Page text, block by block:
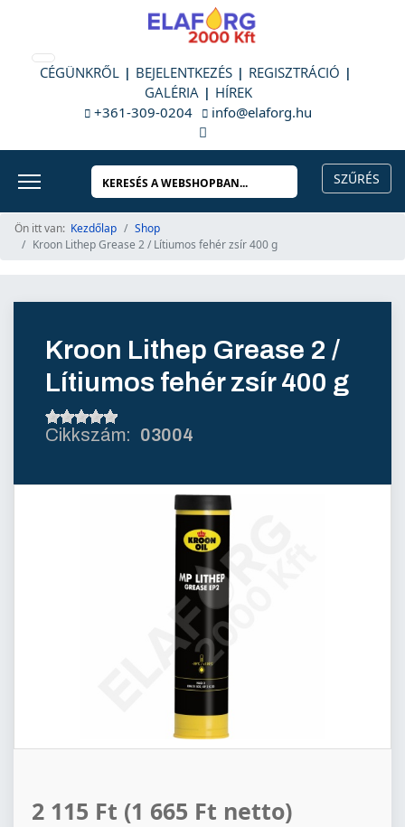
CÉGÜNKRŐL BEJELENTKEZÉS
REGISZTRÁCIÓ
GALÉRIA
HÍREK
+361-309-0204
info@elaforg.hu
Ön itt van: Kezdőlap
Shop
Kroon Lithep Grease 2 / Lítiumos fehér zsír 400 g
Kroon Lithep Grease 2 /
Lítiumos fehér zsír 400 g
03004
2 115 Ft (1 665 Ft netto)